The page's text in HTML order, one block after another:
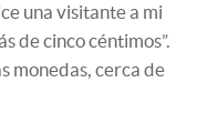
una visitante a mi
de cinco céntimos”.
monedas, cerca de